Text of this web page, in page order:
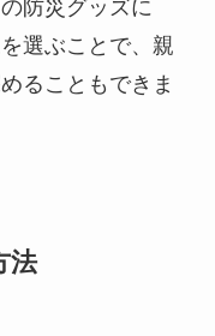
防災グッズに
選ぶことで、親
ることもできま
法